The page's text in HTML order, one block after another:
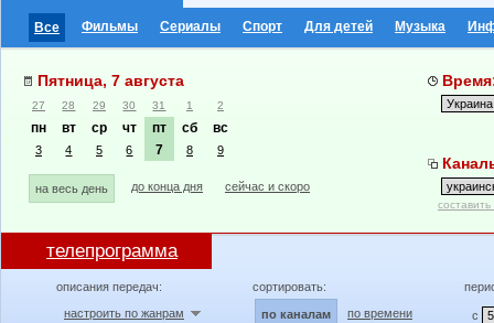
Все Фильмы Сериалы Спорт Для детей Музыка
Пятница, 7 августа
27 28 29 30 31 1 2
пн вт ср чт пт сб вс
3 4 5 6 7 8 9
на весь день до конца дня сейчас и скоро
телепрограмма
описания передач:
настроить по жанрам
сортировать:
по каналам по времени с